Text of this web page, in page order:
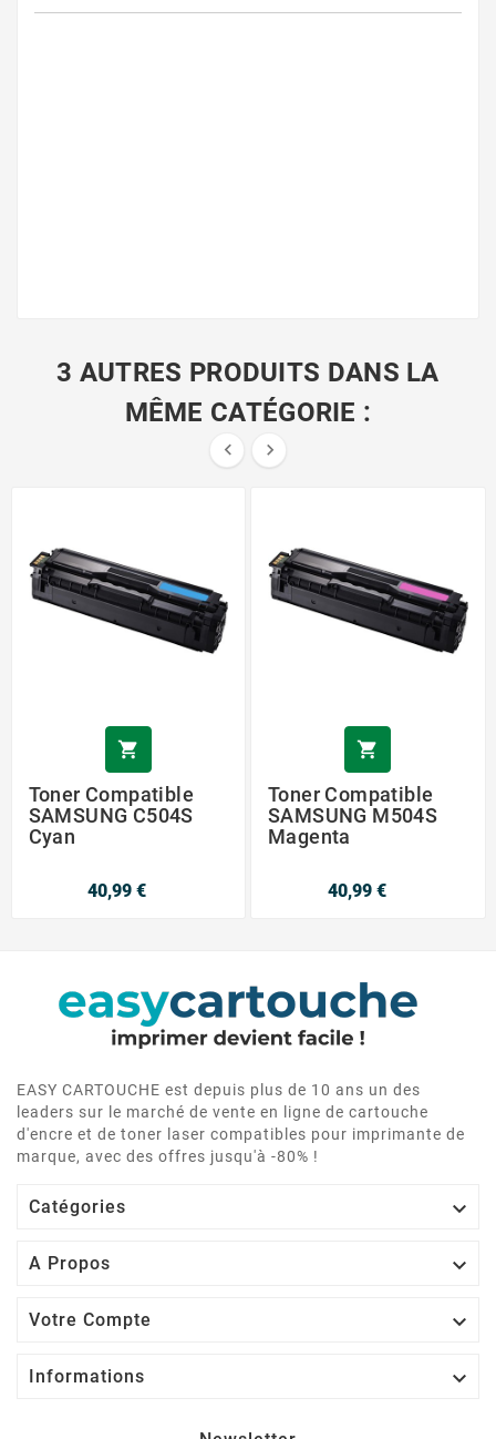
3 AUTRES PRODUITS DANS LA
MÊME CATÉGORIE :
 

Toner Compatible
SAMSUNG C504S
Cyan
40,99 €

Toner Compatible
SAMSUNG M504S
Magenta
40,99 €
EASY CARTOUCHE est depuis plus de 10 ans un des
leaders sur le marché de vente en ligne de cartouche
d'encre et de toner laser compatibles pour imprimante de
marque, avec des offres jusqu'à -80% !
Catégories 
A Propos 
Votre Compte 
Informations 